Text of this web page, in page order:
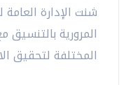
شنت الإدارة
المرورية بالتنسيق
المختلفة لتحقيق